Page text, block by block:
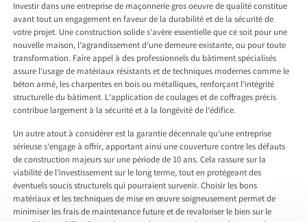
Investir dans une entreprise de maçonnerie gros oeuvre de qualité constitue
avant tout un engagement en faveur de la durabilité et de la sécurité de
votre projet. Une construction solide s’avère essentielle que ce soit pour une
nouvelle maison, l’agrandissement d’une demeure existante, ou pour toute
transformation. Faire appel à des professionnels du bâtiment spécialisés
assure l’usage de matériaux résistants et de techniques modernes comme le
béton armé, les charpentes en bois ou métalliques, renforçant l’intégrité
structurelle du bâtiment. L’application de coulages et de coffrages précis
contribue largement à la sécurité et à la longévité de l’édifice.
Un autre atout à considérer est la garantie décennale qu’une entreprise
sérieuse s’engage à offrir, apportant ainsi une couverture contre les défauts
de construction majeurs sur une période de 10 ans. Cela rassure sur la
viabilité de l’investissement sur le long terme, tout en protégeant des
éventuels soucis structurels qui pourraient survenir. Choisir les bons
matériaux et les techniques de mise en œuvre soigneusement permet de
minimiser les frais de maintenance future et de revaloriser le bien sur le